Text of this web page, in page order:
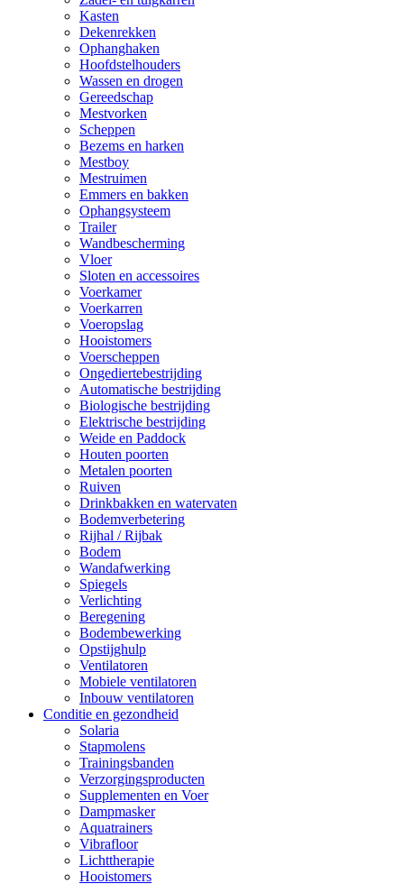
Kasten
Dekenrekken
Ophanghaken
Hoofdstelhouders
Wassen en drogen
Gereedschap
Mestvorken
Scheppen
Bezems en harken
Mestboy
Mestruimen
Emmers en bakken
Ophangsysteem
Trailer
Wandbescherming
Vloer
Sloten en accessoires
Voerkamer
Voerkarren
Voeropslag
Hooistomers
Voerscheppen
Ongediertebestrijding
Automatische bestrijding
Biologische bestrijding
Elektrische bestrijding
Weide en Paddock
Houten poorten
Metalen poorten
Ruiven
Drinkbakken en watervaten
Bodemverbetering
Rijhal / Rijbak
Bodem
Wandafwerking
Spiegels
Verlichting
Beregening
Bodembewerking
Opstijghulp
Ventilatoren
Mobiele ventilatoren
Inbouw ventilatoren
Conditie en gezondheid
Solaria
Stapmolens
Trainingsbanden
Verzorgingsproducten
Supplementen en Voer
Dampmasker
Aquatrainers
Vibrafloor
Lichttherapie
Hooistomers